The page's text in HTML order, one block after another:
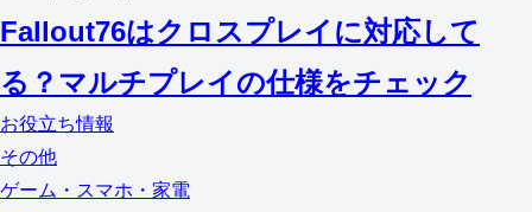
Fallout76はクロスプレイに対応して
る？マルチプレイの仕様をチェック
お役立ち情報
その他
ゲーム・スマホ・家電